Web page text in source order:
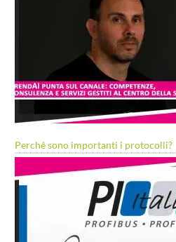
Perché sono importanti i protocolli?